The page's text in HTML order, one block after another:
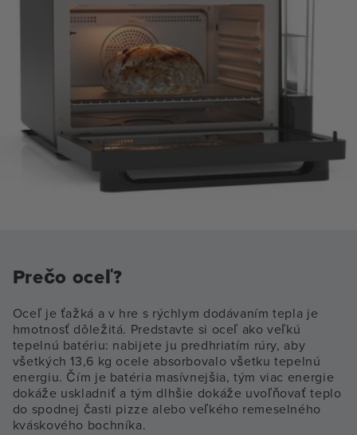
Prečo oceľ?
Oceľ je ťažká a v hre s rýchlym dodávaním tepla je
hmotnosť dôležitá. Predstavte si oceľ ako veľkú
tepelnú batériu: nabijete ju predhriatím rúry, aby
všetkých 13,6 kg ocele absorbovalo všetku tepelnú
energiu. Čím je batéria masívnejšia, tým viac energie
dokáže uskladniť a tým dlhšie dokáže uvoľňovať teplo
do spodnej časti pizze alebo veľkého remeselného
kváskového bochníka.